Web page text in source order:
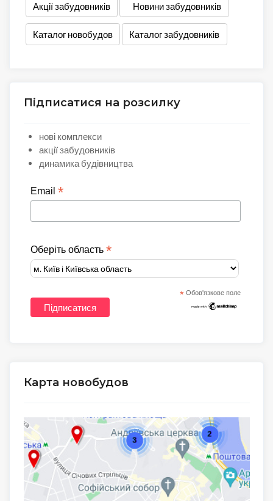
Акції забудовників Новини забудовників
Каталог новобудов Каталог забудовників
Підписатися на розсилку
нові комплекси
акції забудовників
динамика будівництва
Email *
Оберіть область *
* Обов'язкове поле
Карта новобудов